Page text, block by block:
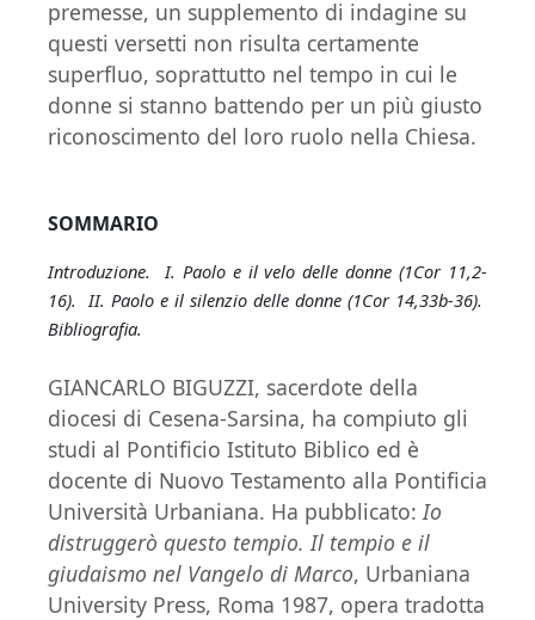
premesse, un supplemento di indagine su
questi versetti non risulta certamente
superfluo, soprattutto nel tempo in cui le
donne si stanno battendo per un più giusto
riconoscimento del loro ruolo nella Chiesa.
SOMMARIO
Introduzione. I. Paolo e il velo delle donne (1Cor 11,2-
16). II. Paolo e il silenzio delle donne (1Cor 14,33b-36).
Bibliografia.
GIANCARLO BIGUZZI, sacerdote della
diocesi di Cesena-Sarsina, ha compiuto gli
studi al Pontificio Istituto Biblico ed è
docente di Nuovo Testamento alla Pontificia
Università Urbaniana. Ha pubblicato:Io
distruggerò questo tempio. Il tempio e il
giudaismo nel Vangelo di Marco, Urbaniana
University Press, Roma 1987, opera tradotta